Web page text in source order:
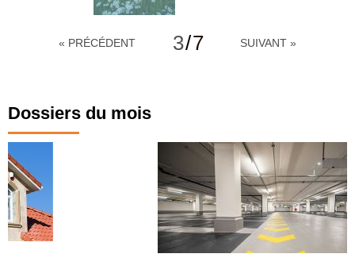
« PRÉCÉDENT 3/7 SUIVANT »
Dossiers du mois